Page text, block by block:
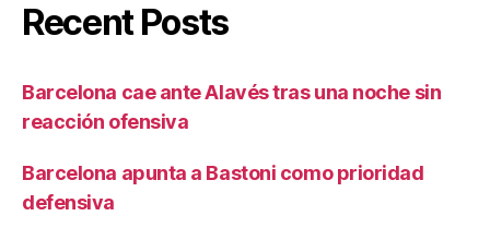
Recent Posts
Barcelona cae ante Alavés tras una noche sin
reacción ofensiva
Barcelona apunta a Bastoni como prioridad
defensiva